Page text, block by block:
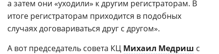
а затем они «уходили» к другим регистраторам. В
итоге регистраторам приходится в подобных
случаях договариваться друг с другом».
А вот председатель совета КЦ Михаил Медриш с